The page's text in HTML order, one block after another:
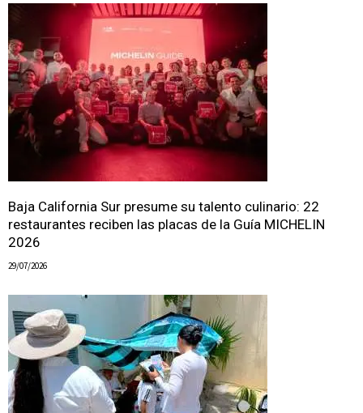
Baja California Sur presume su talento culinario: 22
restaurantes reciben las placas de la Guía MICHELIN
2026
29/07/2026